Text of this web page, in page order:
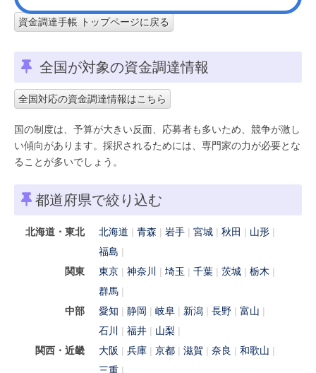
資金調達手帳 トップページに戻る
全国が対象の資金調達情報
全国対応の資金調達情報はこちら
国の制度は、予算が大きい反面、応募者も多いため、競争が激し
い傾向があります。採択されるためには、専門家の力が必要とな
ることが多いでしょう。
都道府県で絞り込む
北海道・東北 北海道 青森 岩手 宮城 秋田
山形
福島
関東
東京 神奈川 埼玉 千葉 茨城
栃木
群馬
中部
愛知 静岡 岐阜 新潟 長野
富山
石川
福井
山梨
関西・近畿
大阪 兵庫 京都 滋賀 奈良
和歌山
三重